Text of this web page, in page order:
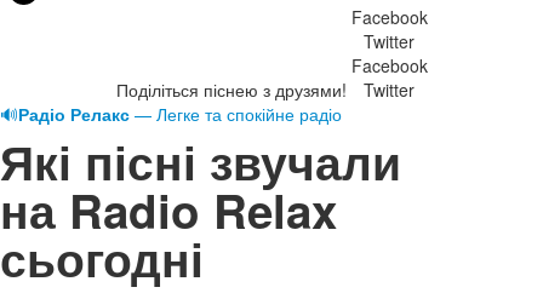
Поділіться піснею з друзями!
Facebook
Twitter
Facebook
Twitter
🔊Радіо Релакс — Легке та спокійне радіо
Які пісні звучали
на Radio Relax
сьогодні